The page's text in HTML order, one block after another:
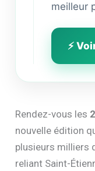
meilleur
⚡
Rendez-vous les
nouvelle édition
plusieurs milliers
reliant Saint-